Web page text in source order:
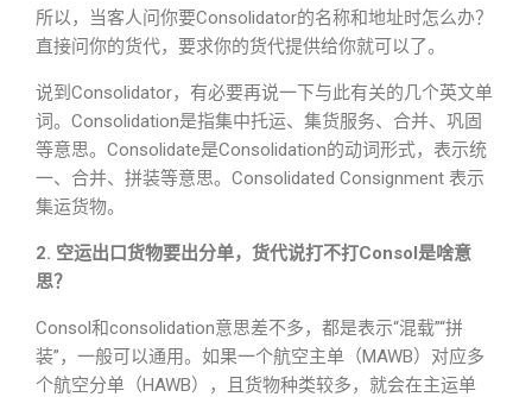
所以，当客人问你要Consolidator的名称和地址时怎么办？
直接问你的货代，要求你的货代提供给你就可以了。
说到Consolidator，有必要再说一下与此有关的几个英文单
词。Consolidation是指集中托运、集货服务、合并、巩固
等意思。Consolidate是Consolidation的动词形式，表示统
一、合并、拼装等意思。Consolidated Consignment 表示
集运货物。
2. 空运出口货物要出分单，货代说打不打Consol是啥意
思？
Consol和consolidation意思差不多，都是表示“混载”“拼
装”，一般可以通用。如果一个航空主单（MAWB）对应多
个航空分单（HAWB），且货物种类较多，就会在主运单